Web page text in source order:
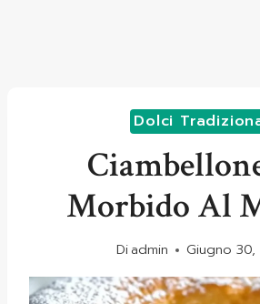
Dolci
Morbido Al
Diadmin Giugno 30,